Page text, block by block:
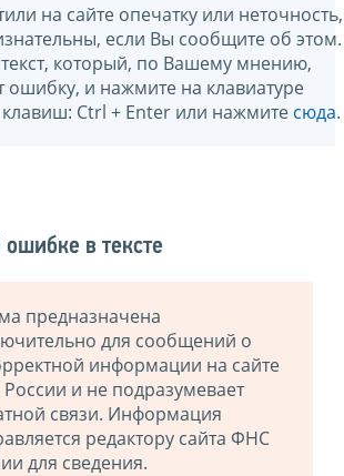
на сайте опечатку или неточность,
если Вы сообщите об этом.
который, по Вашему мнению,
ошибку, и нажмите на клавиатуре
Ctrl + Enter или нажмите сюда.
в тексте
предназначена
для сообщений о
информации на сайте
и не подразумевает
связи. Информация
редактору сайта ФНС
для сведения.